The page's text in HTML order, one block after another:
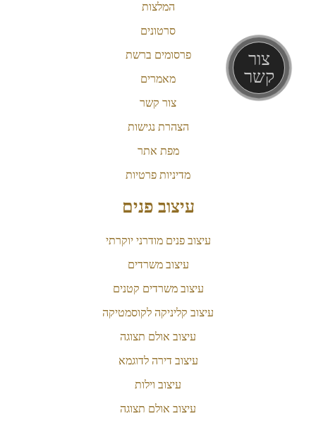
צור
קשר
המלצות
סרטונים
פרסומים ברשת
מאמרים
צור קשר
הצהרת נגישות
מפת אתר
מדיניות פרטיות
עיצוב פנים
עיצוב פנים מודרני יוקרתי
עיצוב משרדים
עיצוב משרדים קטנים
עיצוב קליניקה לקוסמטיקה
עיצוב אולם תצוגה
עיצוב דירה לדוגמא
עיצוב וילות
עיצוב אולם תצוגה